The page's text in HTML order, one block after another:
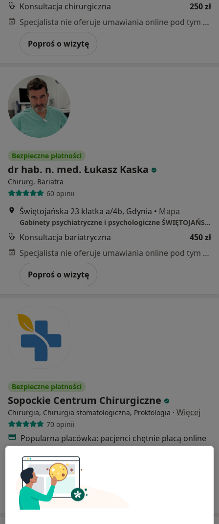
Konsultacja chirurgiczna
250 zł
Specjalista nie oferuje umawiania online pod tym adresem.
Poproś o wizytę
Bezpieczne płatności
dr hab. n. med. Łukasz Kaska
Chirurg, Bariatra
60 opinii
Świętojańska 23 klatka a/4b, Gdynia • Mapa
Gabinety psychiatryczne i psychologiczne ŚWIĘTOJAŃSKA
Konsultacja bariatryczna
450 zł
Specjalista nie oferuje umawiania online pod tym adresem.
Poproś o wizytę
Bezpieczne płatności
Sopockie Centrum Chirurgiczne
Chirurgia, Chirurgia stomatologiczna, Proktologia · Więcej
70 opinii
Popularna placówka: pacjenci chętnie płacą online
Aleja Niepodległości 739 / 1, Sopot
Pokaż profil